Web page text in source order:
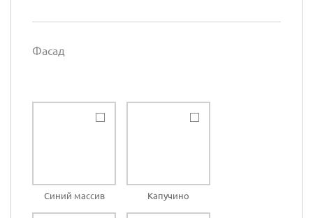
Фасад
Синий массив Капучино